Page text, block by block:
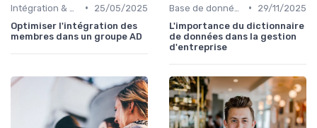
•
25/05/2025
Optimiser l'intégration des
membres dans un groupe AD
•
29/11/2025
L'importance du dictionnaire
de données dans la gestion
d'entreprise